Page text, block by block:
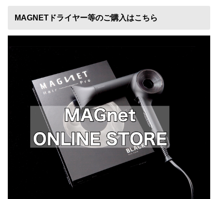
MAGNETドライヤー等のご購入はこちら